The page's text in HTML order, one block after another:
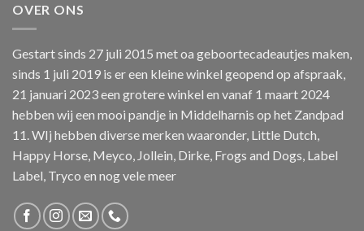
OVER ONS
Gestart sinds 27 juli 2015 met oa geboortecadeautjes maken,
sinds 1 juli 2019 is er een kleine winkel geopend op afspraak,
21 januari 2023 een grotere winkel en vanaf 1 maart 2024
hebben wij een mooi pandje in Middelharnis op het Zandpad
11. WIj hebben diverse merken waaronder, Little Dutch,
Happy Horse, Meyco, Jollein, Dirke, Frogs and Dogs, Label
Label, Tryco en nog vele meer